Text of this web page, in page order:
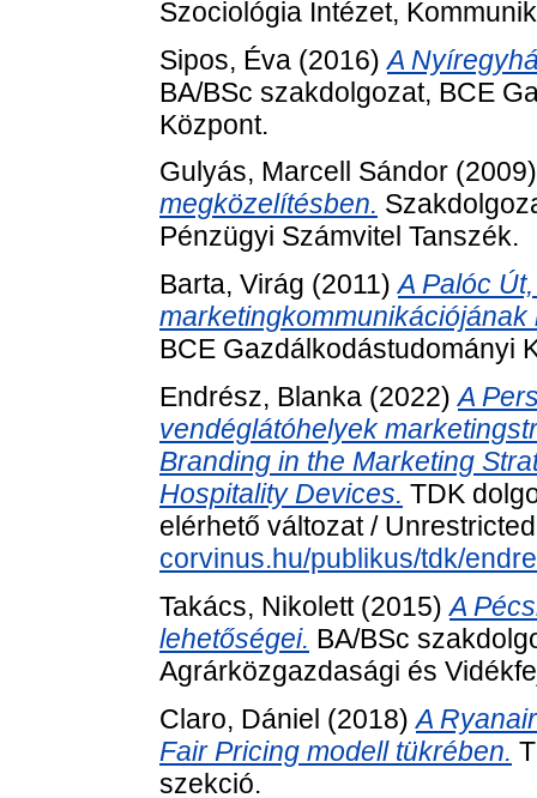
Szociológia Intézet,
Sipos, Éva (2016)A
BA/BSc szakdolgozat, BCE
Központ.
Gulyás, Marcell Sándor
megközelítésben.
Pénzügyi Számvitel Tanszék.
Barta, Virág (2011)A Palóc
marketingkommunikációjának
BCE Gazdálkodástudományi
Endrész, Blanka (2022)A
vendéglátóhelyek
Branding in the Marketing
Hospitality Devices. TDK
elérhető változat /
corvinus.hu/publikus/tdk/
Takács, Nikolett(2015)A
lehetőségei. BA/BSc
Agrárközgazdasági és
Claro, Dániel (2018)A
Fair Pricing modell tükrében.
szekció.